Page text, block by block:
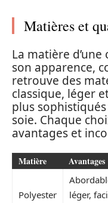
Matières et
La matière
son apparence,
retrouve des
classique, léger
plus
soie. Chaque
avantages et
Matière Avantages
Polyester
léger,